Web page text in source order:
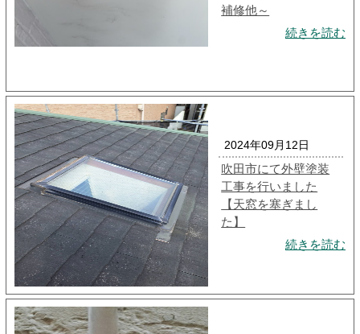
補修他～
続きを読む
2024年09月12日
吹田市にて外壁塗装
工事を行いました
【天窓を塞ぎまし
た】
続きを読む